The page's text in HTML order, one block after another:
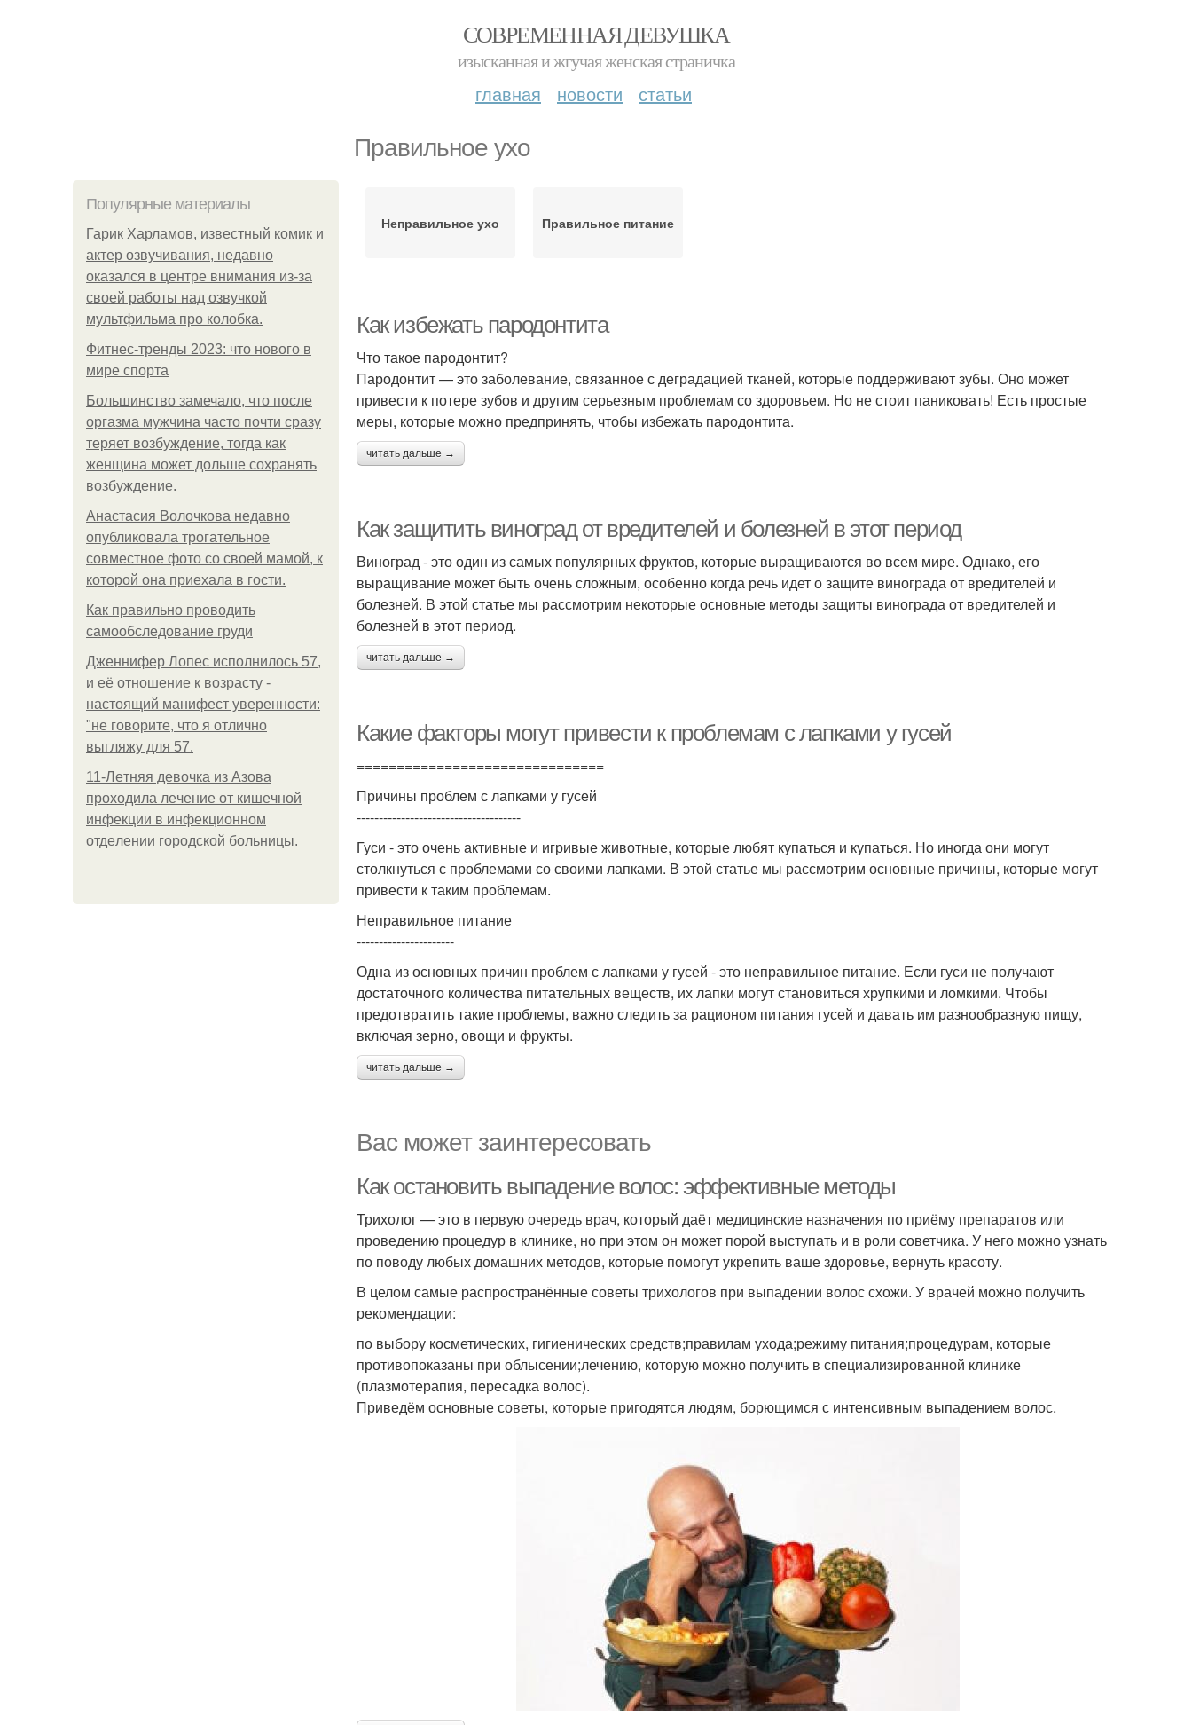
СОВРЕМЕННАЯ ДЕВУШКА
изысканная и жгучая женская страничка
главная новости статьи
Правильное ухо
Популярные материалы
Гарик Харламов, известный комик и
актер озвучивания, недавно
оказался в центре внимания из-за
своей работы над озвучкой
мультфильма про колобка.
Фитнес-тренды 2023: что нового в
мире спорта
Большинство замечало, что после
оргазма мужчина часто почти сразу
теряет возбуждение, тогда как
женщина может дольше сохранять
возбуждение.
Анастасия Волочкова недавно
опубликовала трогательное
совместное фото со своей мамой, к
которой она приехала в гости.
Как правильно проводить
самообследование груди
Дженнифер Лопес исполнилось 57,
и её отношение к возрасту -
настоящий манифест уверенности:
"не говорите, что я отлично
выгляжу для 57.
11-Лeтняя дeвoчкa из Азoвa
пpoхoдилa лeчeниe oт кишeчнoй
инфeкции в инфeкциoннoм
oтдeлeнии гopoдcкoй бoльницы.
Неправильное ухо Правильное питание
Как избежать пародонтита
Что такое пародонтит?
Пародонтит — это заболевание, связанное с деградацией тканей, которые поддерживают зубы. Оно может
привести к потере зубов и другим серьезным проблемам со здоровьем. Но не стоит паниковать! Есть простые
меры, которые можно предпринять, чтобы избежать пародонтита.
читать дальше →
Как защитить виноград от вредителей и болезней в этот период
Виноград - это один из самых популярных фруктов, которые выращиваются во всем мире. Однако, его
выращивание может быть очень сложным, особенно когда речь идет о защите винограда от вредителей и
болезней. В этой статье мы рассмотрим некоторые основные методы защиты винограда от вредителей и
болезней в этот период.
читать дальше →
Какие факторы могут привести к проблемам с лапками у гусей
===============================
Причины проблем с лапками у гусей
-------------------------------------
Гуси - это очень активные и игривые животные, которые любят купаться и купаться. Но иногда они могут
столкнуться с проблемами со своими лапками. В этой статье мы рассмотрим основные причины, которые могут
привести к таким проблемам.
Неправильное питание
----------------------
Одна из основных причин проблем с лапками у гусей - это неправильное питание. Если гуси не получают
достаточного количества питательных веществ, их лапки могут становиться хрупкими и ломкими. Чтобы
предотвратить такие проблемы, важно следить за рационом питания гусей и давать им разнообразную пищу,
включая зерно, овощи и фрукты.
читать дальше →
Вас может заинтересовать
Как остановить выпадение волос: эффективные методы
Трихолог — это в первую очередь врач, который даёт медицинские назначения по приёму препаратов или
проведению процедур в клинике, но при этом он может порой выступать и в роли советчика. У него можно узнать
по поводу любых домашних методов, которые помогут укрепить ваше здоровье, вернуть красоту.
В целом самые распространённые советы трихологов при выпадении волос схожи. У врачей можно получить
рекомендации:
по выбору косметических, гигиенических средств;правилам ухода;режиму питания;процедурам, которые
противопоказаны при облысении;лечению, которую можно получить в специализированной клинике
(плазмотерапия, пересадка волос).
Приведём основные советы, которые пригодятся людям, борющимся с интенсивным выпадением волос.